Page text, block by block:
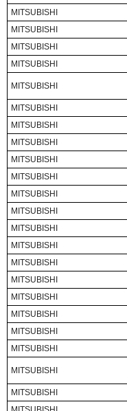
MITSUBISHI
MITSUBISHI
MITSUBISHI
MITSUBISHI
MITSUBISHI
MITSUBISHI
MITSUBISHI
MITSUBISHI
MITSUBISHI
MITSUBISHI
MITSUBISHI
MITSUBISHI
MITSUBISHI
MITSUBISHI
MITSUBISHI
MITSUBISHI
MITSUBISHI
MITSUBISHI
MITSUBISHI
MITSUBISHI
MITSUBISHI
MITSUBISHI